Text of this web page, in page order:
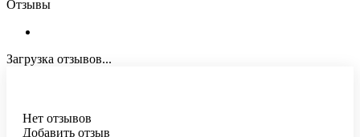
Отзывы
Загрузка отзывов...
Нет отзывов
Добавить отзыв